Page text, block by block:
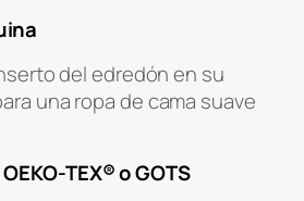
del edredón en su
una ropa de cama suave
TEX® o GOTS